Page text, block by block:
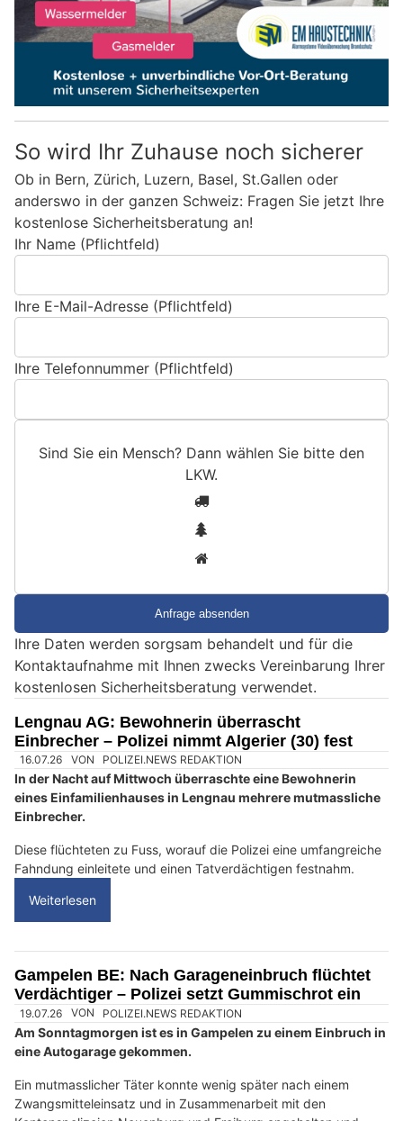
So wird Ihr Zuhause noch sicherer
Ob in Bern, Zürich, Luzern, Basel, St.Gallen oder
anderswo in der ganzen Schweiz: Fragen Sie jetzt Ihre
kostenlose Sicherheitsberatung an!
Ihr Name (Pflichtfeld)
Ihre E-Mail-Adresse (Pflichtfeld)
Ihre Telefonnummer (Pflichtfeld)
Sind Sie ein Mensch? Dann wählen Sie bitte den
LKW.
e
i
n
e
n
s
c
h
D
a
n
n
w
ä
h
l
e
n
S
i
Ihre Daten werden sorgsam behandelt und für die
Kontaktaufnahme mit Ihnen zwecks Vereinbarung Ihrer
kostenlosen Sicherheitsberatung verwendet.
Lengnau AG: Bewohnerin überrascht
Einbrecher – Polizei nimmt Algerier (30) fest
16.07.26 VON POLIZEI.NEWS REDAKTION
In der Nacht auf Mittwoch überraschte eine Bewohnerin
eines Einfamilienhauses in Lengnau mehrere mutmassliche
Diese flüchteten zu Fuss, worauf die Polizei eine umfangreiche